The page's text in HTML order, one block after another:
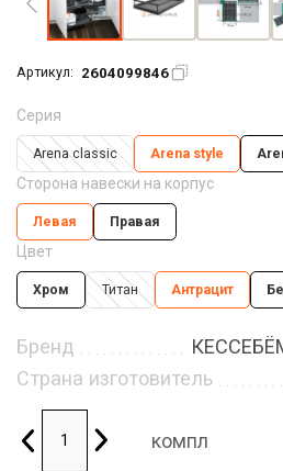
Артикул: 2604099846
Серия
Arena classic Arena style
Сторона навески на корпус
Левая Правая
Цвет
Хром Титан Антрацит
Бренд
Страна изготовитель
компл